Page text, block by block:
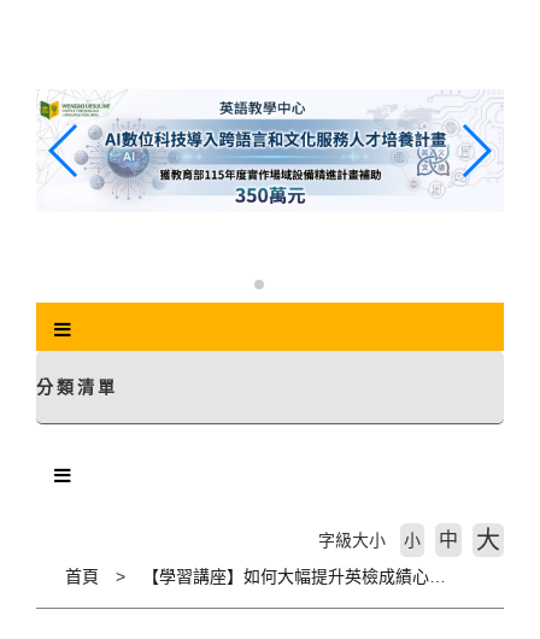
分類清單
首頁
字級大小 小 中 大